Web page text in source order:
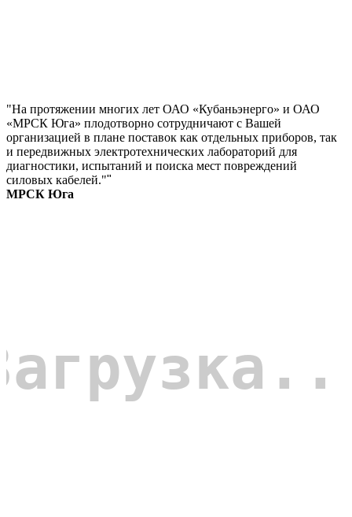
"На протяжении многих лет ОАО «Кубаньэнерго» и ОАО
«МРСК Юга» плодотворно сотрудничают с Вашей
организацией в плане поставок как отдельных приборов, так
и передвижных электротехнических лабораторий для
диагностики, испытаний и поиска мест повреждений
силовых кабелей.""
МРСК Юга